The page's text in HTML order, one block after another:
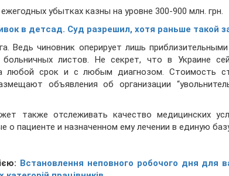
убытках казны на уровне 300-900 млн. грн.
в детсад. Суд разрешил, хотя раньше такой
Ведь чиновник оперирует лишь
листов. Не секрет, что в Украине
любой срок и с любым диагнозом. Стоимость
объявления об организации
также отслеживать качество медицинских
о пациенте и назначенном ему лечении в единую
Встановлення неповного робочого дня для